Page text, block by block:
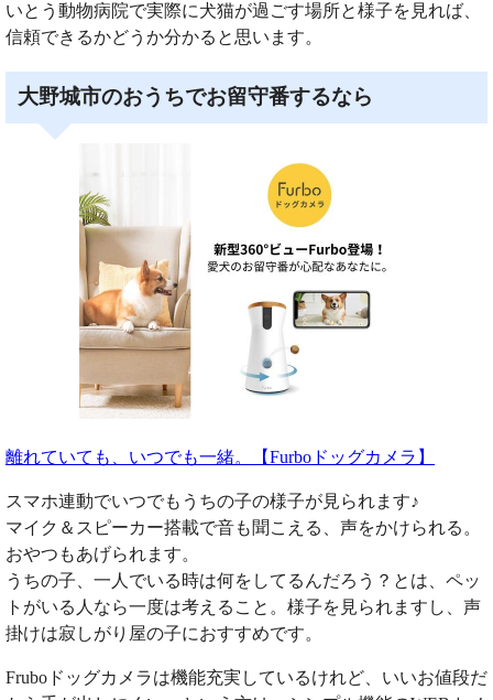
いとう動物病院で実際に犬猫が過ごす場所と様子を見れば、
信頼できるかどうか分かると思います。
大野城市のおうちでお留守番するなら
離れていても、いつでも一緒。【Furboドッグカメラ】
スマホ連動でいつでもうちの子の様子が見られます♪
マイク＆スピーカー搭載で音も聞こえる、声をかけられる。
おやつもあげられます。
うちの子、一人でいる時は何をしてるんだろう？とは、ペッ
トがいる人なら一度は考えること。様子を見られますし、声
掛けは寂しがり屋の子におすすめです。
Fruboドッグカメラは機能充実しているけれど、いいお値段だ